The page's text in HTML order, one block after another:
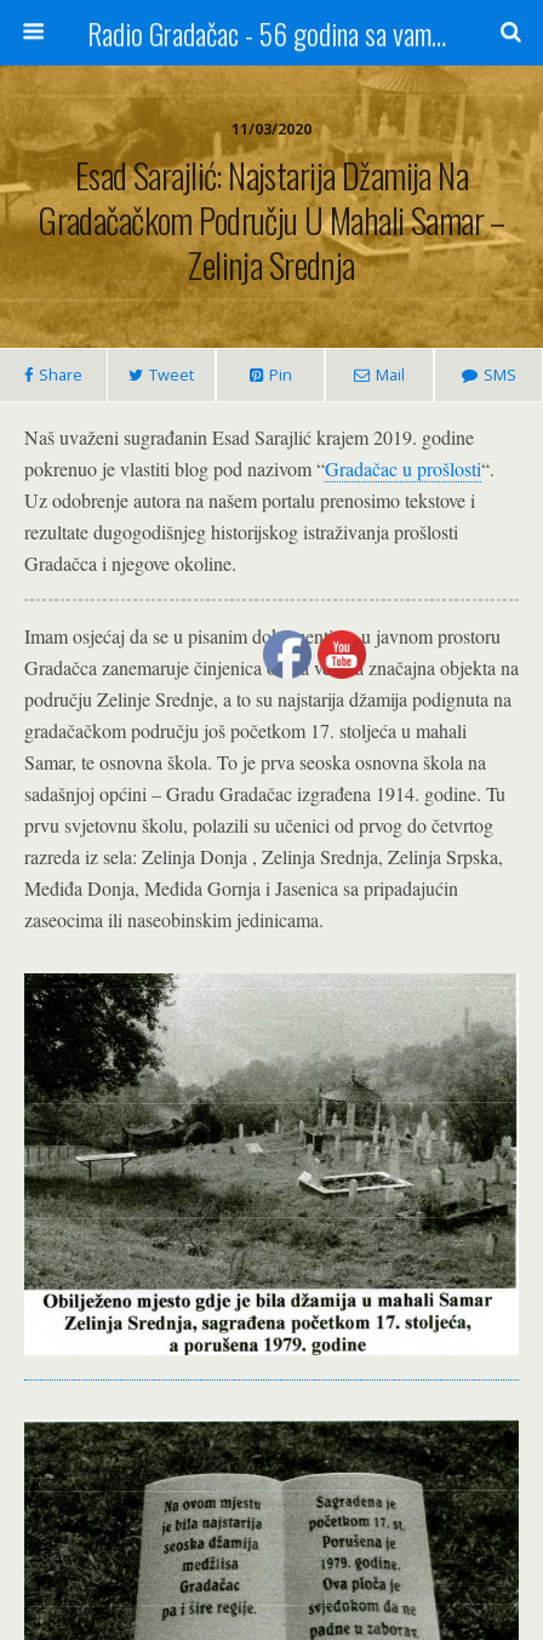
Radio Gradačac - 56 godina sa vama...
11/03/2020
Esad Sarajlić: Najstarija Džamija Na
Gradačačkom Području U Mahali Samar –
Zelinja Srednja
Share Tweet Pin Mail SMS
Naš uvaženi sugrađanin Esad Sarajlić krajem 2019. godine
pokrenuo je vlastiti blog pod nazivom “Gradačac u prošlosti“.
Uz odobrenje autora na našem portalu prenosimo tekstove i
rezultate dugogodišnjeg historijskog istraživanja prošlosti
Gradačca i njegove okoline.
Imam osjećaj da se u pisanim dokumentima u javnom prostoru
Gradačca zanemaruje činjenica o dva veoma značajna objekta na
području Zelinje Srednje, a to su najstarija džamija podignuta na
gradačačkom području još početkom 17. stoljeća u mahali
Samar, te osnovna škola. To je prva seoska osnovna škola na
sadašnjoj općini – Gradu Gradačac izgrađena 1914. godine. Tu
prvu svjetovnu školu, polazili su učenici od prvog do četvrtog
razreda iz sela: Zelinja Donja , Zelinja Srednja, Zelinja Srpska,
Međiđa Donja, Međida Gornja i Jasenica sa pripadajućin
zaseocima ili naseobinskim jedinicama.